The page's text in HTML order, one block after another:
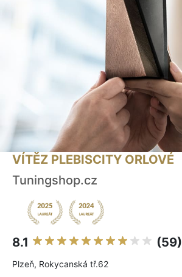
VÍTĚZ PLEBISCITY ORLOVÉ
Tuningshop.cz
8.1 (59)
Plzeň, Rokycanská tř.62